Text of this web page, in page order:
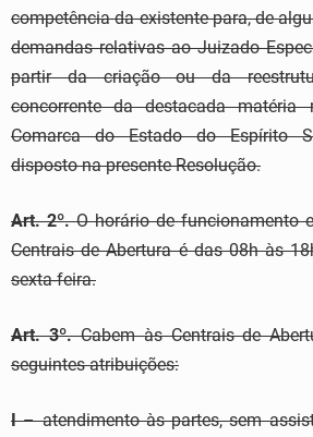
competência da existente para, de
demandas relativas ao Juizado
partir da criação ou da
concorrente da destacada
Comarca do Estado do Espírito
disposto na presente Resolução.
Art. 2º.O horário de funcionamento
Centrais de Abertura é das 08h às
sexta-feira.
Art. 3º.Cabem às Centrais de
seguintes atribuições:
I– atendimento às partes, sem